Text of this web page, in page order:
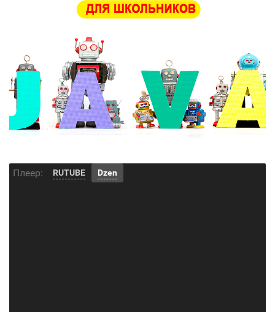
Плеер: RUTUBE Dzen